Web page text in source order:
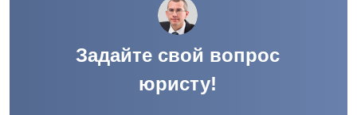
Задайте свой вопрос
юристу!